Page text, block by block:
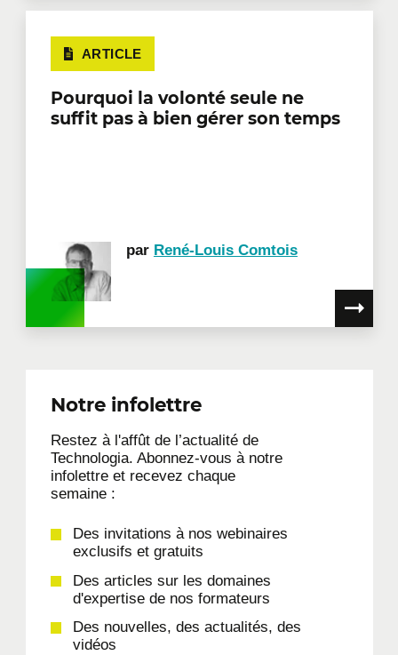
ARTICLE
Pourquoi la volonté seule ne
suffit pas à bien gérer son temps
par René-Louis Comtois
Notre infolettre
Restez à l'affût de l’actualité de
Technologia. Abonnez-vous à notre
infolettre et recevez chaque
semaine :
Des invitations à nos webinaires
exclusifs et gratuits
Des articles sur les domaines
d'expertise de nos formateurs
Des nouvelles, des actualités, des
vidéos